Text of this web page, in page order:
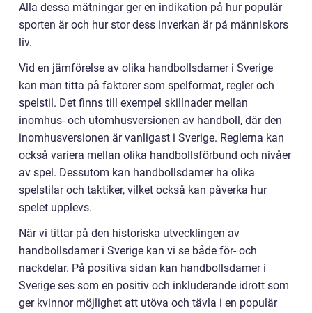
Alla dessa mätningar ger en indikation på hur populär
sporten är och hur stor dess inverkan är på människors
liv.
Vid en jämförelse av olika handbollsdamer i Sverige
kan man titta på faktorer som spelformat, regler och
spelstil. Det finns till exempel skillnader mellan
inomhus- och utomhusversionen av handboll, där den
inomhusversionen är vanligast i Sverige. Reglerna kan
också variera mellan olika handbollsförbund och nivåer
av spel. Dessutom kan handbollsdamer ha olika
spelstilar och taktiker, vilket också kan påverka hur
spelet upplevs.
När vi tittar på den historiska utvecklingen av
handbollsdamer i Sverige kan vi se både för- och
nackdelar. På positiva sidan kan handbollsdamer i
Sverige ses som en positiv och inkluderande idrott som
ger kvinnor möjlighet att utöva och tävla i en populär